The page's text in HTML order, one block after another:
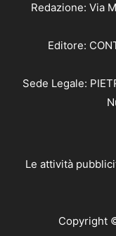
Redazione: Via
Editore:
Sede Legale:
Le attività
Copyright